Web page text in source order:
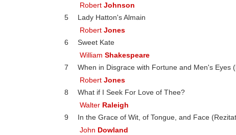
RobertJohnson
5
Lady Hatton's Almain
RobertJones
6
Sweet Kate
WilliamShakespeare
7
When in Disgrace with Fortune and Men's Eyes
RobertJones
8
What if I Seek For Love of Thee?
Walter Raleigh
9
In the Grace of Wit, of Tongue, and Face
John Dowland